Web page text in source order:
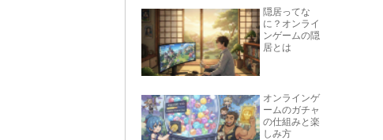
隠居ってな
に？オンライ
ンゲームの隠
居とは
オンラインゲ
ームのガチャ
の仕組みと楽
しみ方